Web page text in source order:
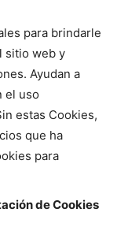
para brindarle
sitio web y
Ayudan a
el uso
estas Cookies,
que ha
para
de Cookies